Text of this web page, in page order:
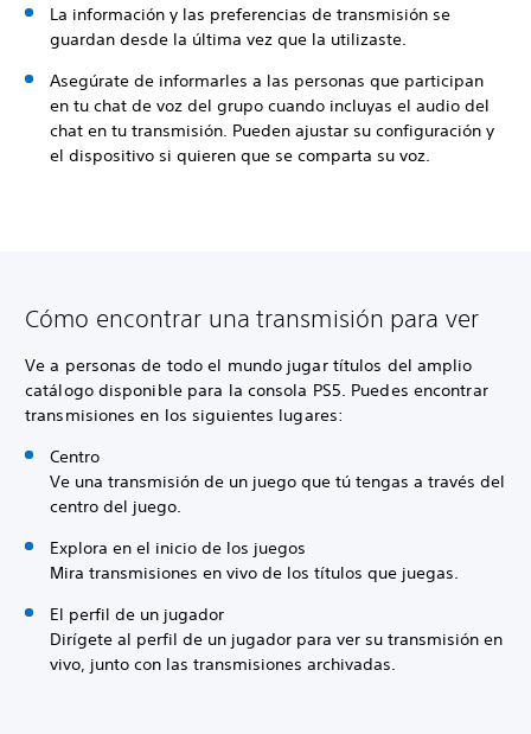
La información y las preferencias de transmisión se
guardan desde la última vez que la utilizaste.
Asegúrate de informarles a las personas que participan
en tu chat de voz del grupo cuando incluyas el audio del
chat en tu transmisión. Pueden ajustar su configuración y
el dispositivo si quieren que se comparta su voz.
Cómo encontrar una transmisión para ver
Ve a personas de todo el mundo jugar títulos del amplio
catálogo disponible para la consola PS5. Puedes encontrar
transmisiones en los siguientes lugares:
Centro
Ve una transmisión de un juego que tú tengas a través del
centro del juego.
Explora en el inicio de los juegos
Mira transmisiones en vivo de los títulos que juegas.
El perfil de un jugador
Dirígete al perfil de un jugador para ver su transmisión en
vivo, junto con las transmisiones archivadas.